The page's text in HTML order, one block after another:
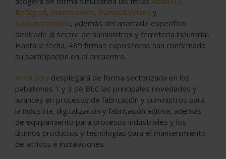
BeDigital, Maintenance, Pumps&Valves y
Subcontratación, además del apartado específico
dedicado al sector de suministros y ferretería industrial.
Hasta la fecha, 489 firmas expositoras han confirmado
su participación en el encuentro.
+Industry desplegará de forma sectorizada en los
pabellones 1 y 3 de BEC las principales novedades y
avances en procesos de fabricación y suministros para
la industria, digitalización y fabricación aditiva, además
de equipamiento para procesos industriales y los
últimos productos y tecnologías para el mantenimiento
de activos e instalaciones.